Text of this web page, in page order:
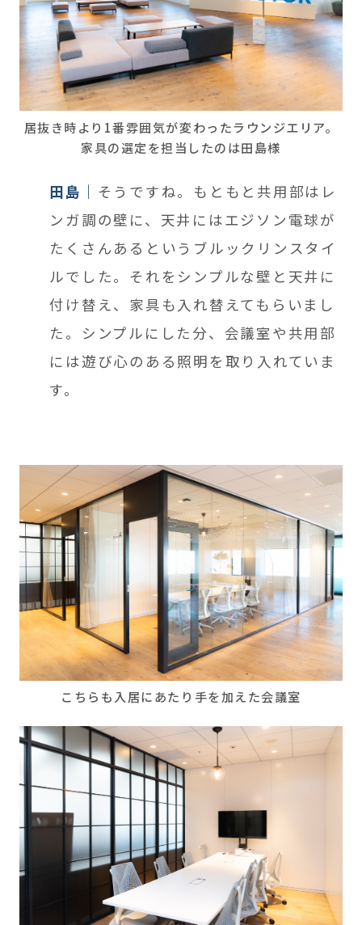
居抜き時より1番雰囲気が変わったラウンジエリア。
家具の選定を担当したのは田島様
田島
そうですね。もともと共用部はレ
ンガ調の壁に、天井にはエジソン電球が
たくさんあるというブルックリンスタイ
ルでした。それをシンプルな壁と天井に
付け替え、家具も入れ替えてもらいまし
た。シンプルにした分、会議室や共用部
には遊び心のある照明を取り入れていま
す。
こちらも入居にあたり手を加えた会議室